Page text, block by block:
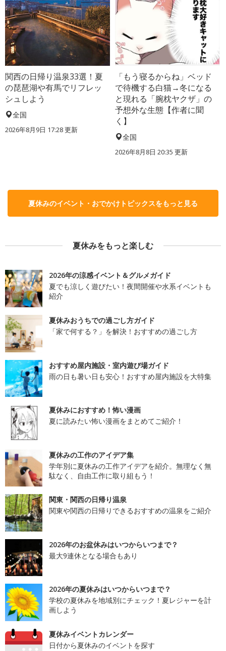
関西の日帰り温泉33選！夏
の琵琶湖や有馬でリフレッ
シュしよう
全国
2026年8月9日 17:28更新
「もう寝るからね」ベッド
で待機する白猫→冬になる
と現れる「腕枕ヤクザ」の
予想外な生態【作者に聞
く】
全国
2026年8月8日 20:35 更新
夏休みのイベント・おでかけトピックスをもっと見る
夏休みをもっと楽しむ
2026年の涼感イベント＆グルメガイド
夏でも涼しく遊びたい！夜間開催や水系イベントも
紹介
夏休みおうちでの過ごし方ガイド
「家で何する？」を解決！おすすめの過ごし方
おすすめ屋内施設・室内遊び場ガイド
雨の日も暑い日も安心！おすすめ屋内施設を大特集
夏休みにおすすめ！怖い漫画
夏に読みたい怖い漫画をまとめてご紹介！
夏休みの工作のアイデア集
学年別に夏休みの工作アイデアを紹介。無理なく無
駄なく、自由工作に取り組もう！
関東・関西の日帰り温泉
関東や関西の日帰りできるおすすめの温泉をご紹介
2026年のお盆休みはいつからいつまで？
最大9連休となる場合もあり
2026年の夏休みはいつからいつまで？
学校の夏休みを地域別にチェック！夏レジャーを計
画しよう
夏休みイベントカレンダー
日付から夏休みのイベントを探す